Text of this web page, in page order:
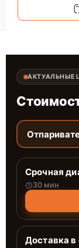
АКТУАЛЬНЫЕ
Срочная
30 мин
Доставка в